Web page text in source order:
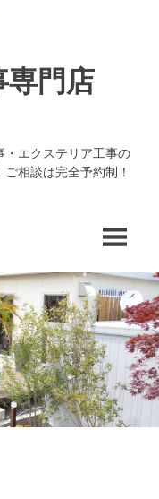
専門店
・エクステリア工事の
相談は完全予約制！